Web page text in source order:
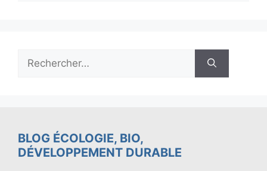
BLOG ÉCOLOGIE, BIO,
DÉVELOPPEMENT DURABLE